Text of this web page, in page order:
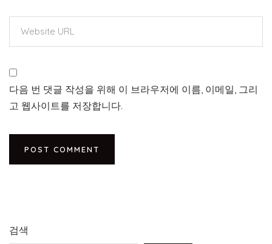
다음 번 댓글 작성을 위해 이 브라우저에 이름, 이메일, 그리
고 웹사이트를 저장합니다.
검색